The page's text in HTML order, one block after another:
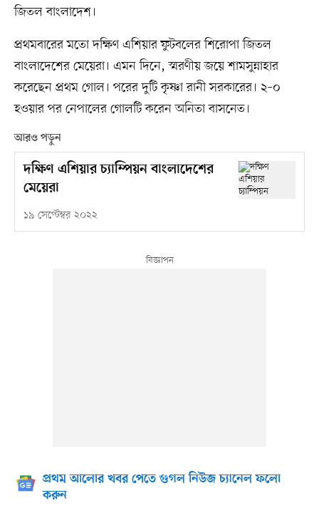
জিতল বাংলাদেশ।
প্রথমবারের মতো দক্ষিণ এশিয়ার ফুটবলের শিরোপা জিতল
বাংলাদেশের মেয়েরা। এমন দিনে, স্মরণীয় জয়ে শামসুন্নাহার
করেছেন প্রথম গোল। পরের দুটি কৃষ্ণা রানী সরকারের। ২–০
হওয়ার পর নেপালের গোলটি করেন অনিতা বাসনেত।
আরও পড়ুন
দক্ষিণ এশিয়ার চ্যাম্পিয়ন বাংলাদেশের
মেয়েরা
১৯ সেপ্টেম্বর ২০২২
প্রথম আলোর খবর পেতে গুগল নিউজ চ্যানেল ফলো
করুন